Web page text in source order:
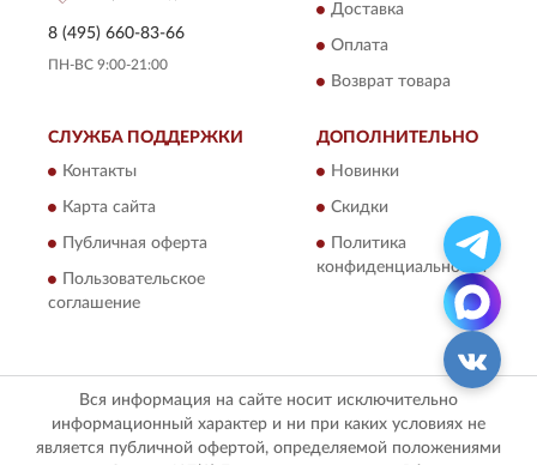
8 (495) 660-83-66
ПН-ВС 9:00-21:00
Доставка
Оплата
Возврат товара
СЛУЖБА ПОДДЕРЖКИ
Контакты
Карта сайта
Публичная оферта
Пользовательское
соглашение
ДОПОЛНИТЕЛЬНО
Новинки
Скидки
Политика
конфиденциальности
Вся информация на сайте носит исключительно
информационный характер и ни при каких условиях не
является публичной офертой, определяемой положениями